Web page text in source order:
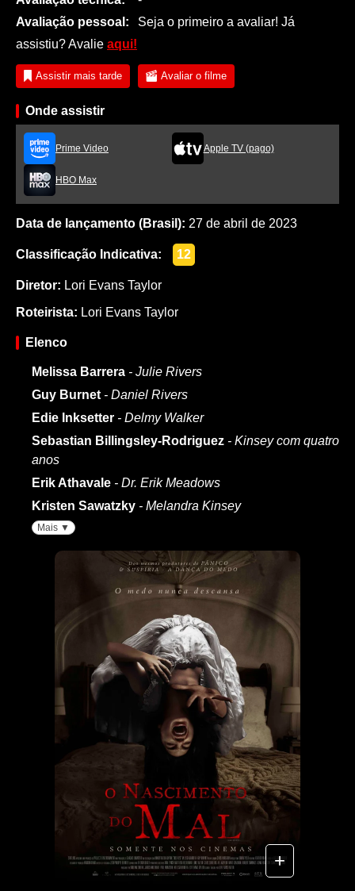
Avaliação pessoal:
Seja o primeiro a avaliar! Já
assistiu? Avalie aqui!
Assistir mais tarde Avaliar o filme
Onde assistir
Prime Video Apple TV (pago)
HBO Max
Data de lançamento (Brasil): 27 de abril de 2023
Classificação Indicativa: 12
Diretor: Lori Evans Taylor
Roteirista: Lori Evans Taylor
Elenco
Melissa Barrera - Julie Rivers
Guy Burnet - Daniel Rivers
Edie Inksetter - Delmy Walker
Sebastian Billingsley-Rodriguez - Kinsey com quatro
anos
Erik Athavale - Dr. Erik Meadows
Kristen Sawatzky - Melandra Kinsey
Mais ▼
+